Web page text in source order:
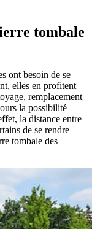
tombale
ont besoin de se
elles en profitent
remplacement
la possibilité
la distance entre
de se rendre
tombale des